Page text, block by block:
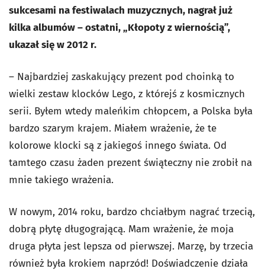
sukcesami na festiwalach muzycznych, nagrał już
kilka albumów – ostatni, „Kłopoty z wiernością”,
ukazał się w 2012 r.
– Najbardziej zaskakujący prezent pod choinką to
wielki zestaw klocków Lego, z którejś z kosmicznych
serii. Byłem wtedy maleńkim chłopcem, a Polska była
bardzo szarym krajem. Miałem wrażenie, że te
kolorowe klocki są z jakiegoś innego świata. Od
tamtego czasu żaden prezent świąteczny nie zrobił na
mnie takiego wrażenia.
W nowym, 2014 roku, bardzo chciałbym nagrać trzecią,
dobrą płytę długogrającą. Mam wrażenie, że moja
druga płyta jest lepsza od pierwszej. Marzę, by trzecia
również była krokiem naprzód! Doświadczenie działa